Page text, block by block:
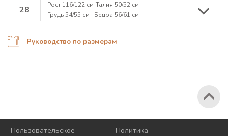
28
Рост 116/122 см Талия 50/52 см
Грудь 54/55 см
Бедра 56/61 см
Руководство по размерам
Пользовательское Политика